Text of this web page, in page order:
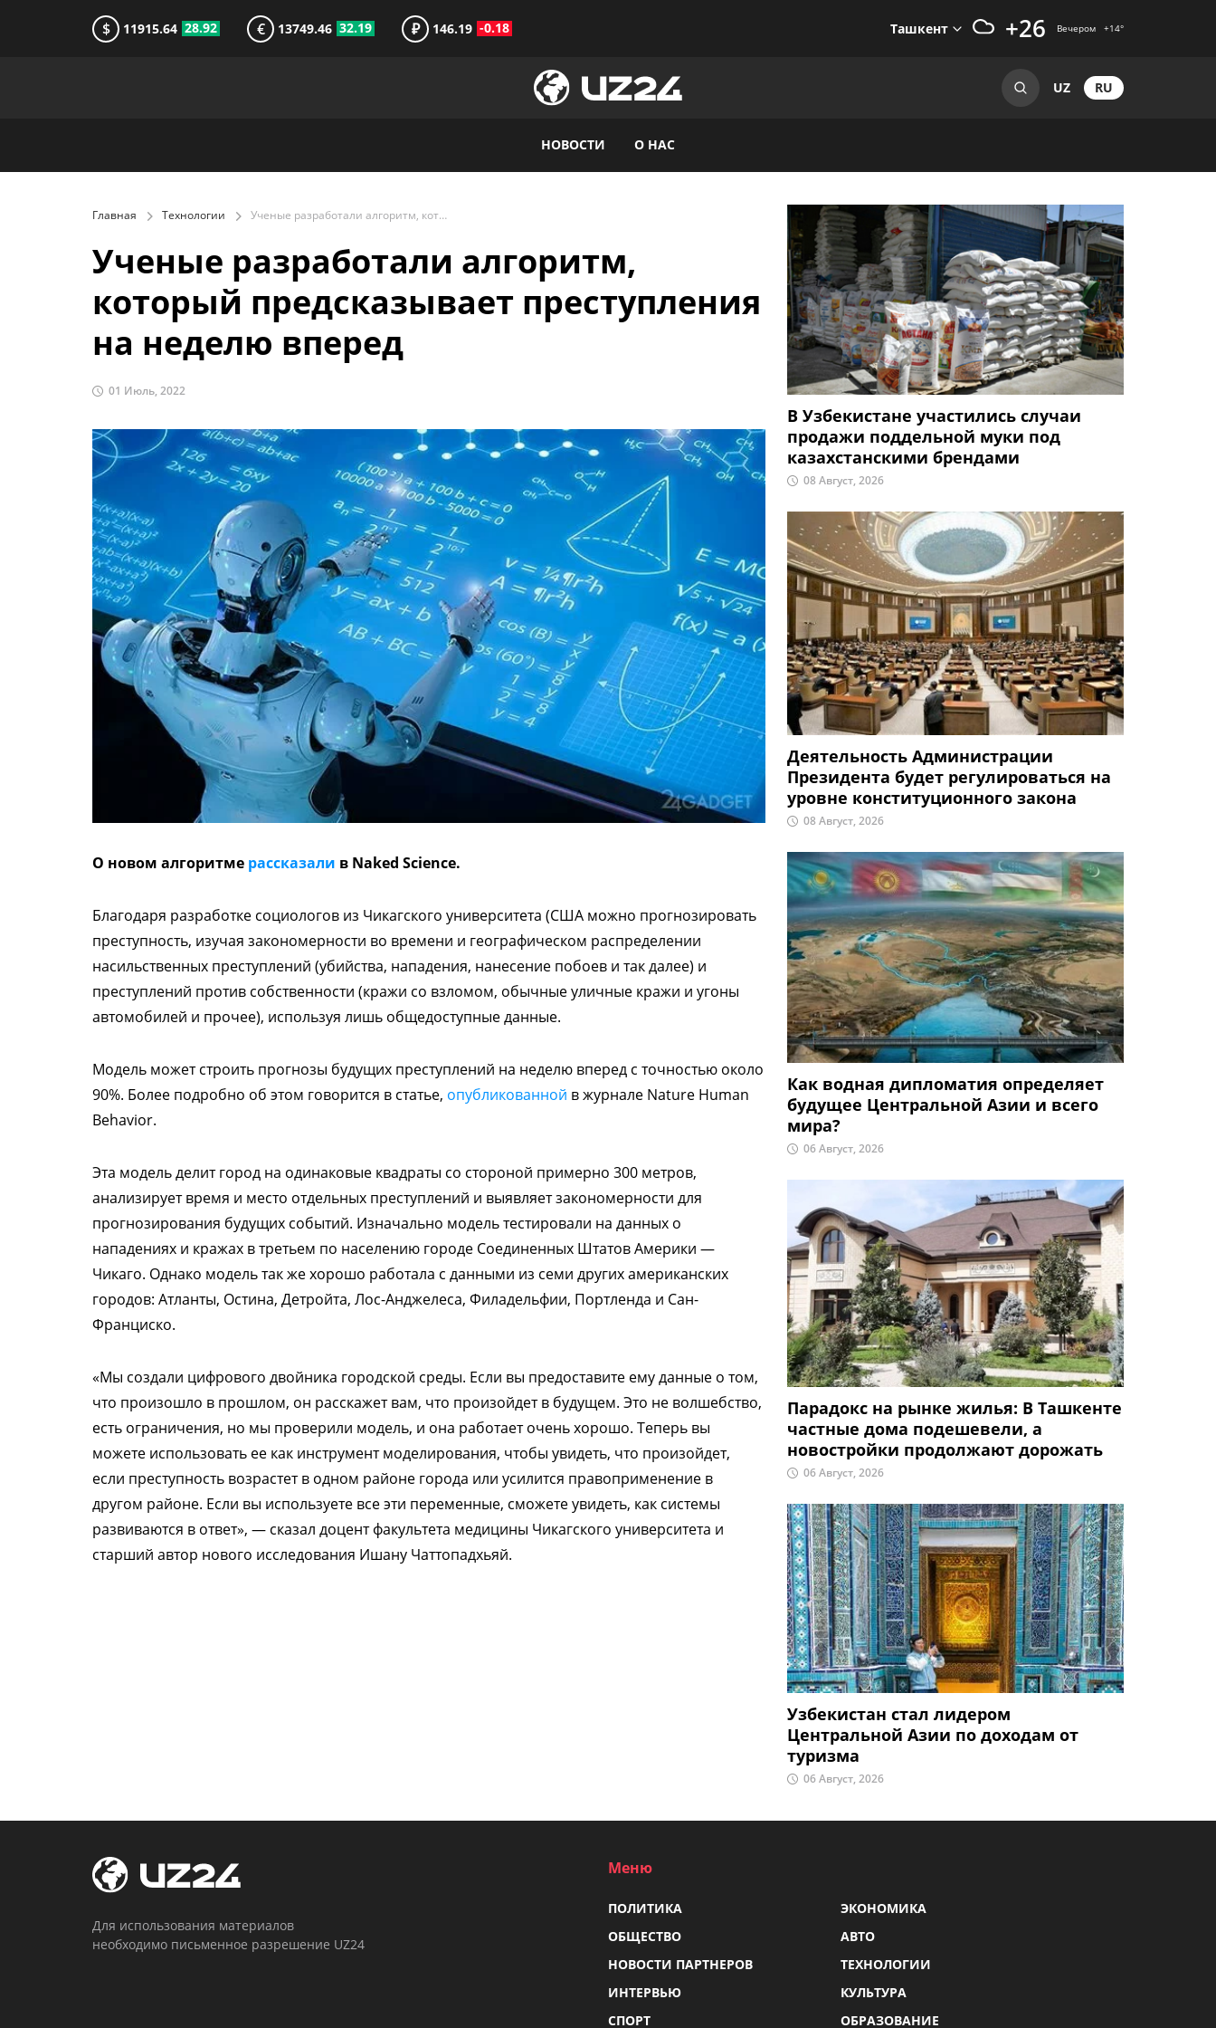
$ 11915.64 28.92 € 13749.46 32.19 ₽ 146.19 -0.18 Ташкент +26 Вечером +14°
UZ RU
НОВОСТИ О НАС
Главная Технологии Ученые разработали алгоритм, который предсказывает преступления на неделю вперед
Ученые разработали алгоритм,
который предсказывает преступления
на неделю вперед
01 Июль, 2022
О новом алгоритме рассказали в Naked Science.
Благодаря разработке социологов из Чикагского университета (США можно прогнозировать
преступность, изучая закономерности во времени и географическом распределении
насильственных преступлений (убийства, нападения, нанесение побоев и так далее) и
преступлений против собственности (кражи со взломом, обычные уличные кражи и угоны
автомобилей и прочее), используя лишь общедоступные данные.
Модель может строить прогнозы будущих преступлений на неделю вперед с точностью около
90%. Более подробно об этом говорится в статье, опубликованной в журнале Nature Human
Behavior.
Эта модель делит город на одинаковые квадраты со стороной примерно 300 метров,
анализирует время и место отдельных преступлений и выявляет закономерности для
прогнозирования будущих событий. Изначально модель тестировали на данных о
нападениях и кражах в третьем по населению городе Соединенных Штатов Америки —
Чикаго. Однако модель так же хорошо работала с данными из семи других американских
городов: Атланты, Остина, Детройта, Лос-Анджелеса, Филадельфии, Портленда и Сан-
Франциско.
«Мы создали цифрового двойника городской среды. Если вы предоставите ему данные о том,
что произошло в прошлом, он расскажет вам, что произойдет в будущем. Это не волшебство,
есть ограничения, но мы проверили модель, и она работает очень хорошо. Теперь вы
можете использовать ее как инструмент моделирования, чтобы увидеть, что произойдет,
если преступность возрастет в одном районе города или усилится правоприменение в
другом районе. Если вы используете все эти переменные, сможете увидеть, как системы
развиваются в ответ», — сказал доцент факультета медицины Чикагского университета и
старший автор нового исследования Ишану Чаттопадхьяй.
В Узбекистане участились случаи
продажи поддельной муки под
казахстанскими брендами
08 Август, 2026
Деятельность Администрации
Президента будет регулироваться на
уровне конституционного закона
08 Август, 2026
Как водная дипломатия определяет
будущее Центральной Азии и всего
мира?
06 Август, 2026
Парадокс на рынке жилья: В Ташкенте
частные дома подешевели, а
новостройки продолжают дорожать
06 Август, 2026
Узбекистан стал лидером
Центральной Азии по доходам от
туризма
06 Август, 2026
Для использования материалов
необходимо письменное разрешение UZ24
Меню
ПОЛИТИКА
ЭКОНОМИКА
ОБЩЕСТВО
АВТО
НОВОСТИ ПАРТНЕРОВ
ТЕХНОЛОГИИ
ИНТЕРВЬЮ
КУЛЬТУРА
СПОРТ
ОБРАЗОВАНИЕ